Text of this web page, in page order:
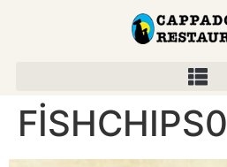
FİSHCHIPS0